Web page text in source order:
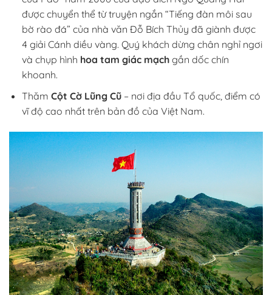
được chuyển thể từ truyện ngắn “Tiếng đàn môi sau
bờ rào đá” của nhà văn Đỗ Bích Thủy đã giành được
4 giải Cánh diều vàng. Quý khách dừng chân nghỉ ngơi
và chụp hình hoa tam giác mạchgần dốc chín
khoanh.
Thăm Cột Cờ Lũng Cũ – nơi địa đầu Tổ quốc, điểm có
vĩ độ cao nhất trên bản đồ của Việt Nam.